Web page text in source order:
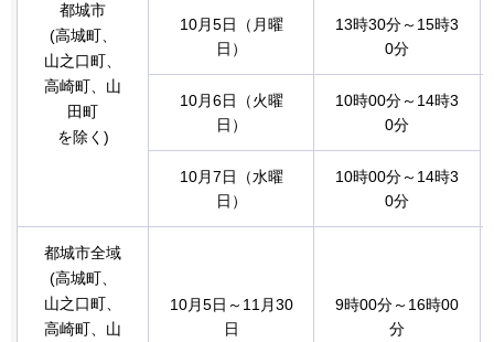
都城市
(高城町、
山之口町、
高崎町、山
田町
を除く)
10月5日（月曜
日）
13時30分～15時3
0分
10月6日（火曜
日）
10時00分～14時3
0分
10月7日（水曜
日）
10時00分～14時3
0分
都城市全域
(高城町、
山之口町、
高崎町、山
10月5日～11月30
日
9時00分～16時00
分